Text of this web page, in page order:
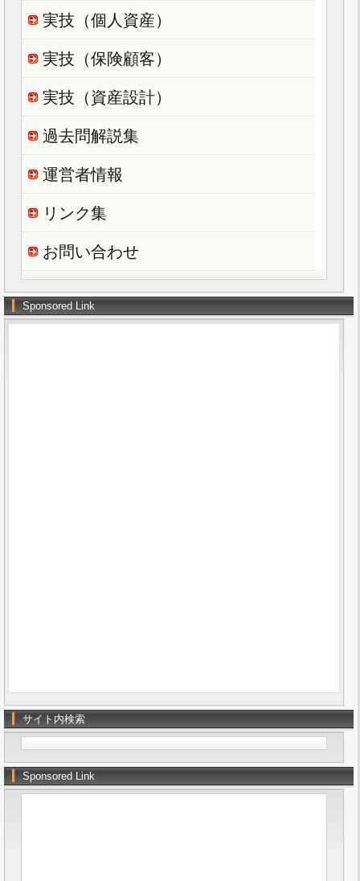
実技（個人資産）
実技（保険顧客）
実技（資産設計）
過去問解説集
運営者情報
リンク集
お問い合わせ
Sponsored Link
サイト内検索
Sponsored Link